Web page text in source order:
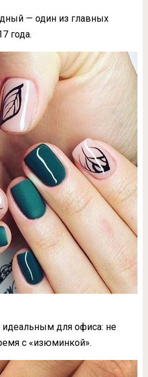
— один из главных
года.
идеальным для офиса: не
с «изюминкой».